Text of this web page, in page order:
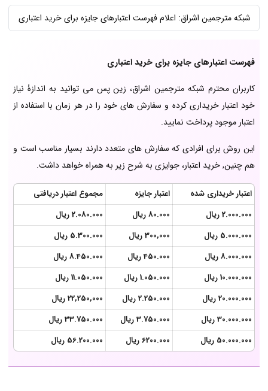
شبکه مترجمین اشراق: اعلام فهرست اعتبارهای جایزه برای خرید اعتباری
فهرست اعتبارهای جایزه برای خرید اعتباری
کاربران محترم شبکه مترجمین اشراق، زین پس می توانید به اندازۀ نیاز
خود اعتبار خریداری کرده و سفارش های خود را در هر زمان با استفاده از
اعتبار موجود پرداخت نمایید.
این روش برای افرادی که سفارش های متعدد دارند بسیار مناسب است و
هم چنین, خرید اعتبار، جوایزی به شرح زیر به همراه خواهد داشت.
اعتبار خریداری شده اعتبار جایزه
مجموع اعتبار دریافتی
2.000.000 ریال
80.000 ریال
2.080.000 ریال
5.000.000 ریال
300,000 ریال
5.300.000 ریال
8.000.000 ریال
450.000 ریال
8.450.000 ریال
10.000.000 ریال
1.050.000 ریال
11.050.000 ریال
20.000.000 ریال
2.250.000 ریال
22,250,000 ریال
30.000.000 ریال
3.750.000 ریال
33.750.000 ریال
50.000.000 ریال
6200.000 ریال 56.200.000 ریال